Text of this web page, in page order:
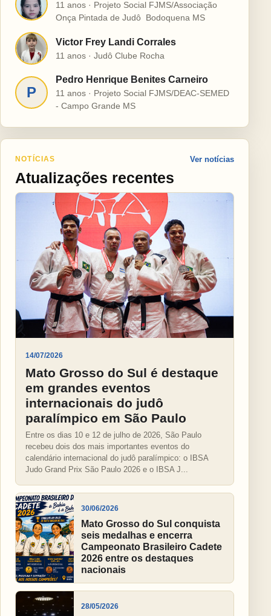
H
11 anos · Projeto Social FJMS/Associação
Onça Pintada de Judô  Bodoquena MS
V Victor Frey Landi Corrales
11 anos · Judô Clube Rocha
P
Pedro Henrique Benites Carneiro
11 anos · Projeto Social FJMS/DEAC-SEMED
- Campo Grande MS
NOTÍCIAS
Atualizações recentes
Ver notícias
14/07/2026
Mato Grosso do Sul é destaque
em grandes eventos
internacionais do judô
paralímpico em São Paulo
Entre os dias 10 e 12 de julho de 2026, São Paulo
recebeu dois dos mais importantes eventos do
calendário internacional do judô paralímpico: o IBSA
Judo Grand Prix São Paulo 2026 e o IBSA J...
30/06/2026
Mato Grosso do Sul conquista
seis medalhas e encerra
Campeonato Brasileiro Cadete
2026 entre os destaques
nacionais
28/05/2026